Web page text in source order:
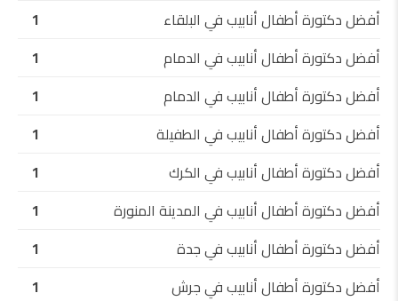
أفضل دكتورة أطفال أنابيب في البلقاء
1
أفضل دكتورة أطفال أنابيب في الدمام
1
أفضل دكتورة أطفال أنابيب في الدمام
1
أفضل دكتورة أطفال أنابيب في الطفيلة
1
أفضل دكتورة أطفال أنابيب في الكرك
1
أفضل دكتورة أطفال أنابيب في المدينة المنورة
1
أفضل دكتورة أطفال أنابيب في جدة
1
أفضل دكتورة أطفال أنابيب في جرش
1